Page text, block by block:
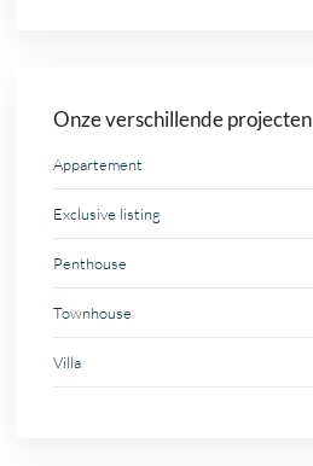
Onze verschillende projecten
Appartement
Exclusive listing
Penthouse
Townhouse
Villa